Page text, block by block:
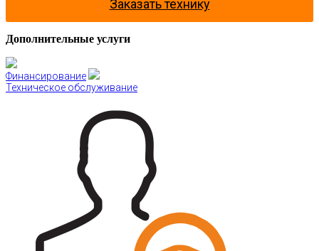
Заказать технику
Дополнительные услуги
Финансирование
Техническое обслуживание